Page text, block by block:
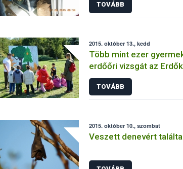
TOVÁBB
2015. október 13., kedd
Több mint ezer
erdőőri vizsgát az
TOVÁBB
2015. október 10., szombat
Veszett denevért